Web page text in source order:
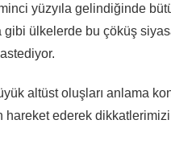
yüzyıla gelindiğinde
gibi ülkelerde bu çöküş
altüst oluşları anlama
hareket ederek